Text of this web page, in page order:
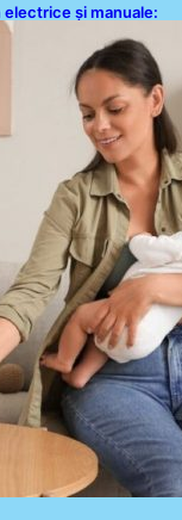
electrice și manuale:
moderne